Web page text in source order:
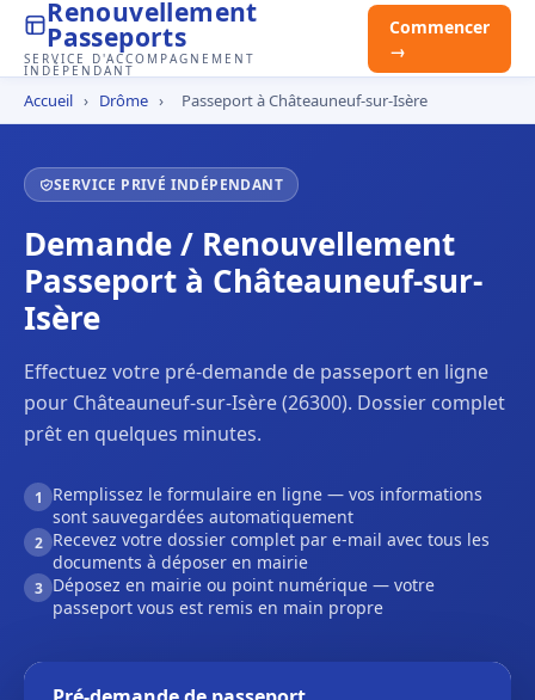
Renouvellement
Passeports
SERVICE D'ACCOMPAGNEMENT
INDÉPENDANT
Commencer
→
Accueil › Drôme › Passeport à Châteauneuf-sur-Isère
SERVICE PRIVÉ INDÉPENDANT
Demande / Renouvellement
Passeport à Châteauneuf-sur-
Isère
Effectuez votre pré-demande de passeport en ligne
pour Châteauneuf-sur-Isère (26300). Dossier complet
prêt en quelques minutes.
1
Remplissez le formulaire en ligne — vos informations
sont sauvegardées automatiquement
2 Recevez votre dossier complet par e-mail avec tous les
documents à déposer en mairie
3 Déposez en mairie ou point numérique — votre
passeport vous est remis en main propre